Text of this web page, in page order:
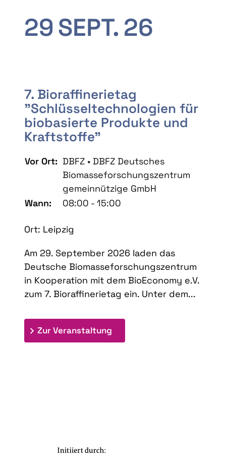
29SEPT. 26
7. Bioraffinerietag
"Schlüsseltechnologien für
biobasierte Produkte und
Kraftstoffe"
Vor Ort: DBFZ • DBFZ Deutsches
Biomasseforschungszentrum
gemeinnützige GmbH
Wann:
08:00 - 15:00
Ort: Leipzig
Am 29. September 2026 laden das
Deutsche Biomasseforschungszentrum
in Kooperation mit dem BioEconomy e.V.
zum 7. Bioraffinerietag ein. Unter dem...
Zur Veranstaltung